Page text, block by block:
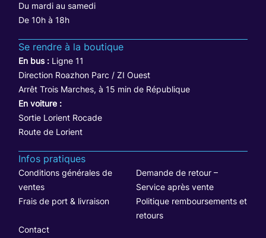
Du mardi au samedi
De 10h à 18h
Se rendre à la boutique
En bus : Ligne 11
Direction Roazhon Parc / ZI Ouest
Arrêt Trois Marches, à 15 min de République
En voiture :
Sortie Lorient Rocade
Route de Lorient
Infos pratiques
Conditions générales de
ventes
Demande de retour –
Service après vente
Frais de port & livraison
Politique remboursements et
retours
Contact